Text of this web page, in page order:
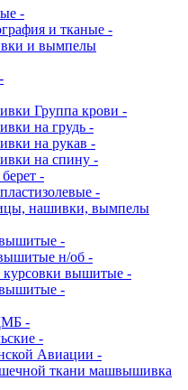
-
и тканые -
и вымпелы
Группа крови -
на грудь -
на рукав -
на спину -
-
-
нашивки, вымпелы
-
н/об -
вышитые -
-
-
-
Авиации -
ткани машвышивка